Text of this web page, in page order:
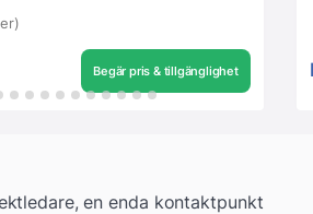
Begär pris & tillgänglighet
en enda kontaktpunkt